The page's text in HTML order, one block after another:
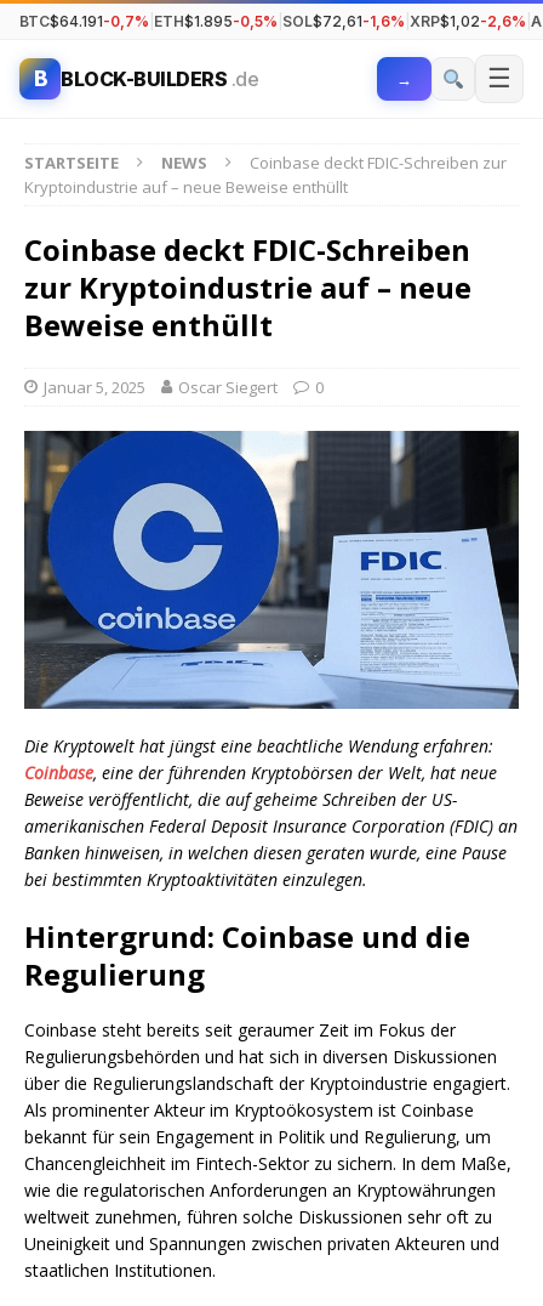
BTC$64.191-0,7% ETH$1.895-0,5% SOL$72,61-1,6% XRP$1,02-2,6%
B BLOCK-BUILDERS .de → ☰
STARTSEITE NEWS
Coinbase deckt FDIC-Schreiben zur
Kryptoindustrie auf – neue Beweise enthüllt
Coinbase deckt FDIC-Schreiben
zur Kryptoindustrie auf – neue
Beweise enthüllt
Januar 5, 2025 Oscar Siegert 0
Die Kryptowelt hat jüngst eine beachtliche Wendung erfahren:
Coinbase, eine der führenden Kryptobörsen der Welt, hat neue
Beweise veröffentlicht, die auf geheime Schreiben der US-
amerikanischen Federal Deposit Insurance Corporation (FDIC) an
Banken hinweisen, in welchen diesen geraten wurde, eine Pause
bei bestimmten Kryptoaktivitäten einzulegen.
Hintergrund: Coinbase und die
Regulierung
Coinbase steht bereits seit geraumer Zeit im Fokus der
Regulierungsbehörden und hat sich in diversen Diskussionen
über die Regulierungslandschaft der Kryptoindustrie engagiert.
Als prominenter Akteur im Kryptoökosystem ist Coinbase
bekannt für sein Engagement in Politik und Regulierung, um
Chancengleichheit im Fintech-Sektor zu sichern. In dem Maße,
wie die regulatorischen Anforderungen an Kryptowährungen
weltweit zunehmen, führen solche Diskussionen sehr oft zu
Uneinigkeit und Spannungen zwischen privaten Akteuren und
staatlichen Institutionen.